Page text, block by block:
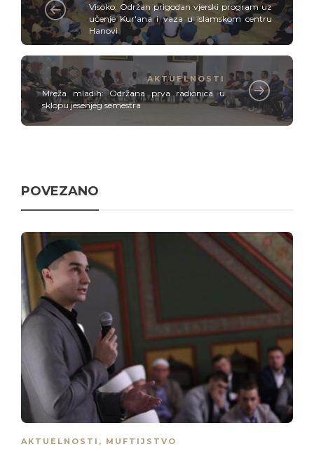
Visoko: Održan prigodan vjerski program uz
učenje Kur'ana i vaza u Islamskom centru
Hanovi
AKTUELNOSTI
Mreža mladih: Održana prva radionica u
sklopu jesenjeg semestra
POVEZANO
AKTUELNOSTI , MUFTIJSTVO